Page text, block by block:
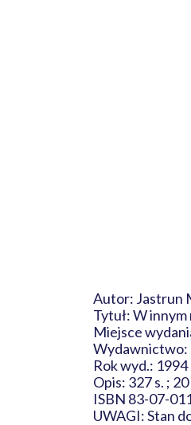
Autor: Jastrun
Tytuł: W
Miejsce
Wydawnictwo:
Rok wyd.: 1994
Opis: 327 s. ;
ISBN 83-07-
UWAGI: Stan